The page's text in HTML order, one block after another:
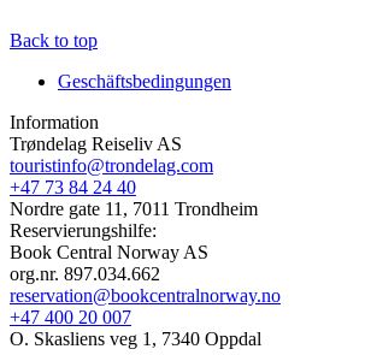
Back to top
Geschäftsbedingungen
Information
Trøndelag Reiseliv AS
touristinfo@trondelag.com
+47 73 84 24 40
Nordre gate 11, 7011 Trondheim
Reservierungshilfe:
Book Central Norway AS
org.nr. 897.034.662
reservation@bookcentralnorway.no
+47 400 20 007
O. Skasliens veg 1, 7340 Oppdal